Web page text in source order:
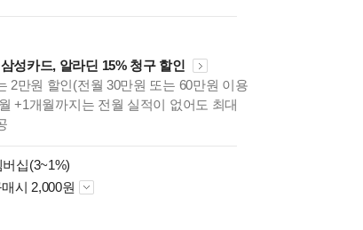
성카드, 알라딘 15% 청구 할인
2만원 할인(전월 30만원 또는 60만원 이용
+1개월까지는 전월 실적이 없어도 최대
버십(3~1%)
시 2,000원